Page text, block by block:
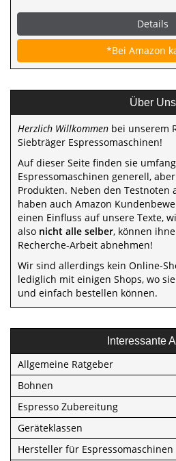
Details
*Bei Amazon
Über Uns
Herzlich Willkommen bei unserem
Siebträger Espressomaschinen!
Auf dieser Seite finden sie
Espressomaschinen generell,
Produkten. Neben den Testnoten
haben auch Amazon
einen Einfluss auf unsere Texte,
also nicht alle selber, können
Recherche-Arbeit abnehmen!
Wir sind allerdings kein Online-
lediglich mit einigen Shops, wo
und einfach bestellen können.
Interessante
Allgemeine Ratgeber
Bohnen
Espresso Zubereitung
Geräteklassen
Hersteller für Espressomaschinen